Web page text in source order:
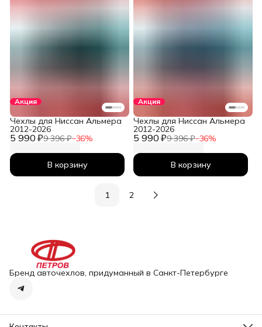
Акция
5 990 ₽9 396 ₽−36%
Чехлы для Ниссан Альмера
2012-2026
В корзину
Акция
5 990 ₽9 396 ₽−36%
Чехлы для Ниссан Альмера
2012-2026
В корзину
1 2
Бренд авточехлов, придуманный в Санкт-Петербурге